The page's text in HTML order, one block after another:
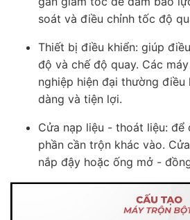
soát và điều chỉnh tốc độ
Thiết bị điều khiển: giúp
độ và chế độ quay. Các
nghiệp hiện đại thường
dàng và tiện lợi.
Cửa nạp liệu - thoát liệu:
phần cần trộn khác vào.
nắp đậy hoặc ống mở -